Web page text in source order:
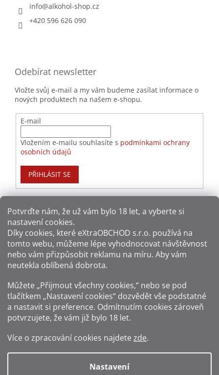
Potvrďte nám​​, že už vám bylo 18 let, a vyberte si
nastavení cookies.
Díky cookies, které eXtraOBCHOD s.r.o. používá na
tomto webu, můžeme lépe vyhodnocovat návštěvnost
nebo vám přizpůsobit reklamu na míru. Aby vám
neutekla oblíbená dobrota.
Můžete „Přijmout všechny cookies,“ nebo se pod
tlačítkem „Nastavení cookies“ dozvědět vše podstatné
a nastavit si preference. Odmítnutím cookies zároveň
potvrzujete, že vám již bylo 18 let.
Více o zpracování cookies najdete zde.
Nastavení
info@alkohol-shop.cz
+420 596 626 090
Odebírat newsletter
Vložte svůj e-mail a my vám budeme zasílat informace o
nových produktech na našem e-shopu.
E-mail
Vložením e-mailu souhlasíte s podmínkami ochrany
osobních údajů
PŘIHLÁSIT SE
Způsoby dopravy:
Zákaz prodeje alkoholu osobám mladším 18 let.